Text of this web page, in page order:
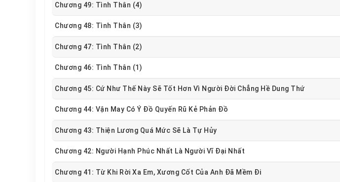
Chương 49: Tình Thân (4)
Chương 48: Tình Thân (3)
Chương 47: Tình Thân (2)
Chương 46: Tình Thân (1)
Chương 45: Cứ Như Thế Này Sẽ Tốt Hơn Vì Người Đời Chẳng Hề Dung Thứ
Chương 44: Vận May Có Ý Đồ Quyến Rũ Kẻ Phản Đồ
Chương 43: Thiện Lương Quá Mức Sẽ Là Tự Hủy
Chương 42: Người Hạnh Phúc Nhất Là Người Vĩ Đại Nhất
Chương 41: Từ Khi Rời Xa Em, Xương Cốt Của Anh Đã Mềm Đi